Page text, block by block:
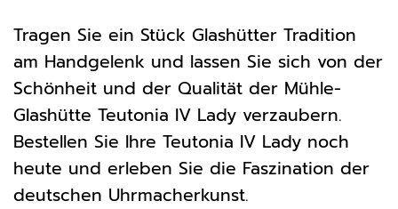
Tragen Sie ein Stück Glashütter Tradition
am Handgelenk und lassen Sie sich von der
Schönheit und der Qualität der Mühle-
Glashütte Teutonia IV Lady verzaubern.
Bestellen Sie Ihre Teutonia IV Lady noch
heute und erleben Sie die Faszination der
deutschen Uhrmacherkunst.